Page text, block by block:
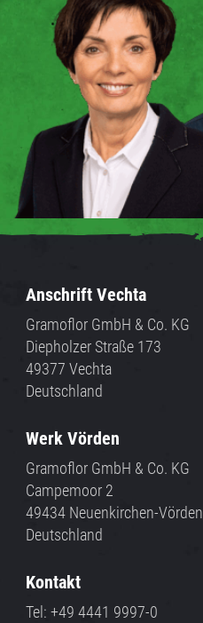
Anschrift Vechta
Gramoflor GmbH & Co. KG
Diepholzer Straße 173
49377 Vechta
Deutschland
Werk Vörden
Gramoflor GmbH & Co. KG
Campemoor 2
49434 Neuenkirchen-Vörden
Deutschland
Kontakt
Tel: +49 4441 9997-0